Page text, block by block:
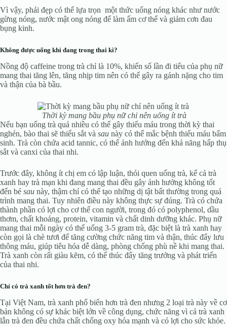
Vì vậy, phái đẹp có thể lựa trọn một thức uống nóng khác như nước
gừng nóng, nước mật ong nóng để làm ấm cơ thể và giảm cơn đau
bụng kinh.
Không được uống khi đang trong thai kì?
Nồng độ caffeine trong trà chỉ là 10%, khiến số lần đi tiểu của phụ nữ
mang thai tăng lên, tăng nhịp tim nên có thể gây ra gánh nặng cho tim
và thận của bà bầu.
Thời kỳ mang bầu phụ nữ chỉ nên uống ít trà
Nếu bạn uống trà quá nhiều có thể gây thiếu máu trong thời kỳ thai
nghén, bào thai sẽ thiếu sắt và sau này có thể mắc bệnh thiếu máu bẩm
sinh. Trà còn chứa acid tannic, có thể ảnh hưởng đến khả năng hấp thụ
sắt và canxi của thai nhi.
Trước đây, không ít chị em có lập luận, thói quen uống trà, kể cả trà
xanh hay trà mạn khi đang mang thai đều gây ảnh hưởng không tốt
đến bé sau này, thậm chí có thể tạo những dị tật bất thường trong quá
trình mang thai. Tuy nhiên điều này không thực sự đúng. Trà có chứa
thành phần có lợi cho cơ thể con người, trong đó có polyphenol, dầu
thơm, chất khoáng, protein, vitamin và chất dinh dưỡng khác. Phụ nữ
mang thai mỗi ngày có thể uống 3-5 gram trà, đặc biệt là trà xanh hay
còn gọi là chè tươi để tăng cường chức năng tim và thận, thúc đẩy lưu
thông máu, giúp tiêu hóa dễ dàng, phòng chống phù nề khi mang thai.
Trà xanh còn rất giàu kẽm, có thể thúc đẩy tăng trưởng và phát triển
của thai nhi.
Chỉ có trà xanh tốt hơn trà đen?
Tại Việt Nam, trà xanh phổ biến hơn trà đen nhưng 2 loại trà này về cơ
bản không có sự khác biệt lớn về công dụng, chức năng vì cả trà xanh
lẫn trà đen đều chứa chất chống oxy hóa mạnh và có lợi cho sức khỏe.